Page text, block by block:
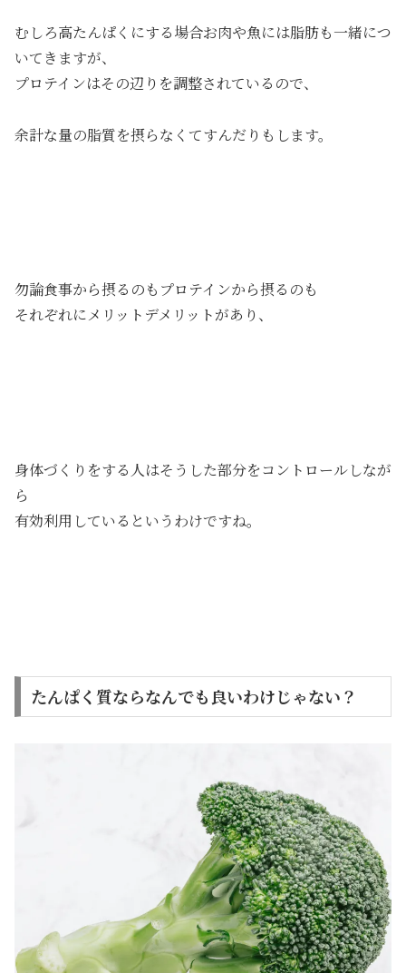
むしろ高たんぱくにする場合お肉や魚には脂肪も一緒につ
いてきますが、
プロテインはその辺りを調整されているので、
余計な量の脂質を摂らなくてすんだりもします。
勿論食事から摂るのもプロテインから摂るのも
それぞれにメリットデメリットがあり、
身体づくりをする人はそうした部分をコントロールしなが
ら
有効利用しているというわけですね。
たんぱく質ならなんでも良いわけじゃない？